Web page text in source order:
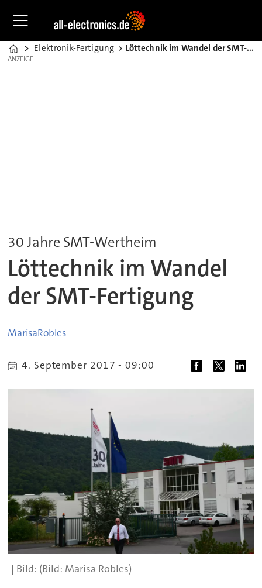
Home
Elektronik-Fertigung Löttechnik im Wandel der SMT-Fertigung
ANZEIGE
ANZEIGE
30 Jahre SMT-Wertheim
Löttechnik im Wandel
der SMT-Fertigung
MarisaRobles
4. September 2017 - 09:00
(Bild: Marisa Robles)